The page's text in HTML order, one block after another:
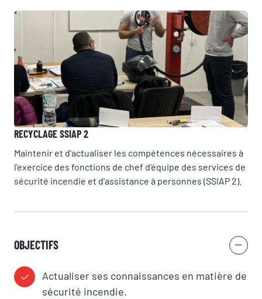
RECYCLAGE SSIAP 2
Maintenir et d'actualiser les compétences nécessaires à
l'exercice des fonctions de chef d'équipe des services de
sécurité incendie et d'assistance à personnes (SSIAP 2).
OBJECTIFS
Actualiser ses connaissances en matière de
sécurité incendie.